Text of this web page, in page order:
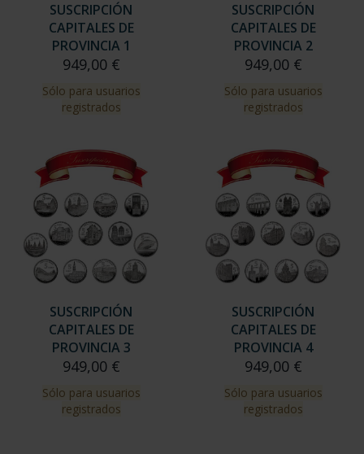
SUSCRIPCIÓN
CAPITALES DE
PROVINCIA 1
949,00 €
Sólo para usuarios
registrados
SUSCRIPCIÓN
CAPITALES DE
PROVINCIA 2
949,00 €
Sólo para usuarios
registrados
SUSCRIPCIÓN
CAPITALES DE
PROVINCIA 3
949,00 €
Sólo para usuarios
registrados
SUSCRIPCIÓN
CAPITALES DE
PROVINCIA 4
949,00 €
Sólo para usuarios
registrados